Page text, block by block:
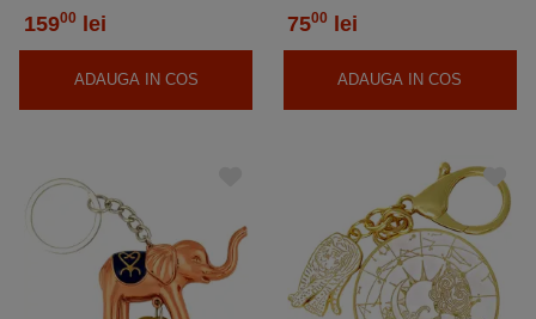
15900 lei
ADAUGA IN COS
7500 lei
ADAUGA IN COS